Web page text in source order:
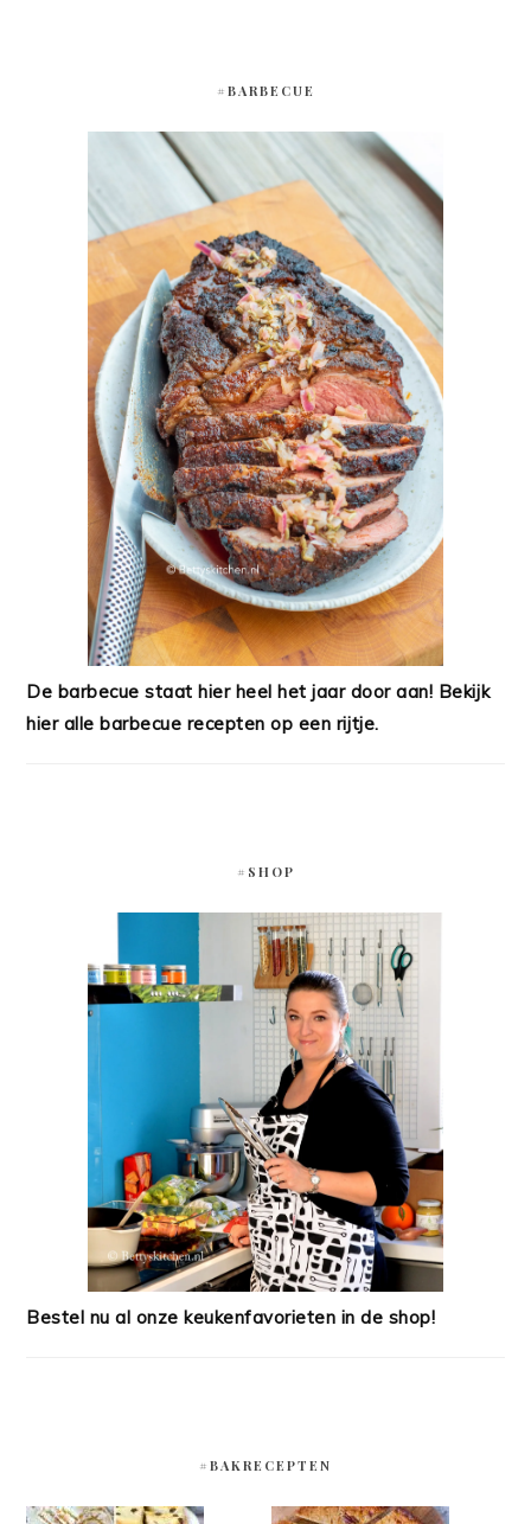
#BARBECUE
De barbecue staat hier heel het jaar door aan! Bekijk
hier alle barbecue recepten op een rijtje.
#SHOP
Bestel nu al onze keukenfavorieten in de shop!
#BAKRECEPTEN